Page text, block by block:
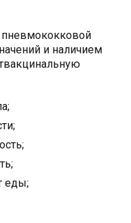
пневмококковой
и наличием
еды;